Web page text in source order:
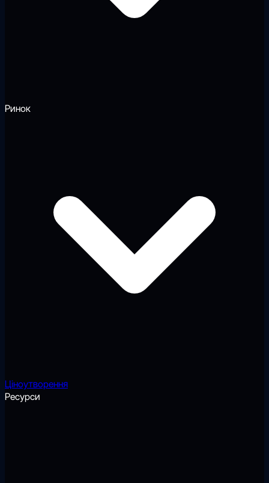
Ринок
Ціноутворення
Ресурси